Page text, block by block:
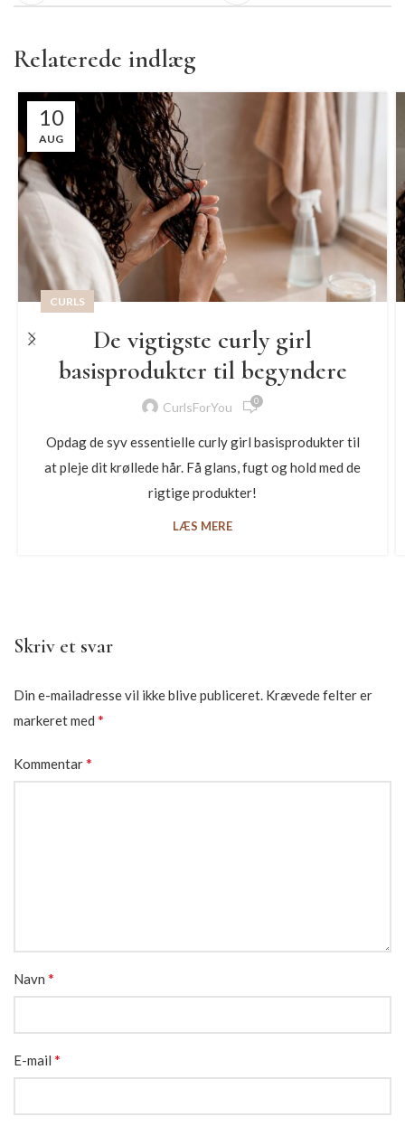
Relaterede indlæg
10
AUG
CURLS
De vigtigste curly girl
basisprodukter til begyndere
CurlsForYou 0
Opdag de syv essentielle curly girl basisprodukter til
at pleje dit krøllede hår. Få glans, fugt og hold med de
rigtige produkter!
LÆS MERE
Skriv et svar
Din e-mailadresse vil ikke blive publiceret. Krævede felter er
markeret med *
Kommentar*
Navn *
E-mail *